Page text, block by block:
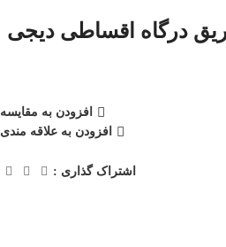
درگاه اقساطی دیجی
افزودن به مقایسه
افزودن به علاقه مندی
اشتراک گذاری :